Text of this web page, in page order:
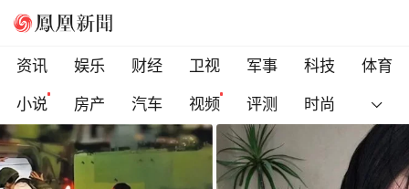
资讯 娱乐 财经 卫视 军事 科技
体育
小说
房产 汽车 视频 评测 时尚